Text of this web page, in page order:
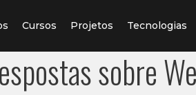
Cursos Projetos Tecnologias
sobre